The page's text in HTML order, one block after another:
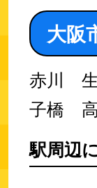
大阪
赤川
子橋
駅周辺